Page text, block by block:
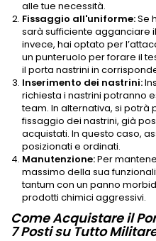
alle tue necessità.
Fissaggio all'uniforme:Se
sarà sufficiente agganciare
invece, hai optato per
un punteruolo per forare il
il porta nastrini in
Inserimento dei nastrini:
richiesta i nastrini potranno
team. In alternativa, si
fissaggio dei nastrini, già
acquistati. In questo caso,
posizionati e ordinati.
Manutenzione:Per
massimo della sua
tantum con un panno
prodotti chimici aggressivi.
Come Acquistare il
7 Posti su Tutto